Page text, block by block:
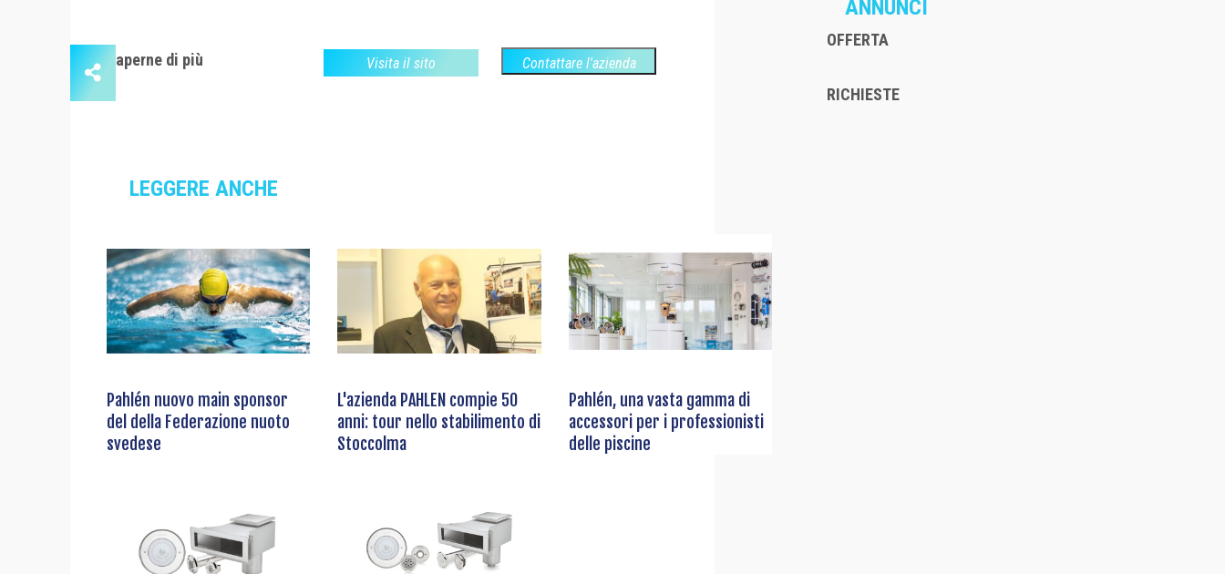
Saperne di più Visita il sito Contattare l'azienda
LEGGERE ANCHE
Pahlén nuovo main sponsor
del della Federazione nuoto
svedese
L'azienda PAHLEN compie 50
anni: tour nello stabilimento di
Stoccolma
Pahlén, una vasta gamma di
accessori per i professionisti
delle piscine
ANNUNCI
OFFERTA
RICHIESTE